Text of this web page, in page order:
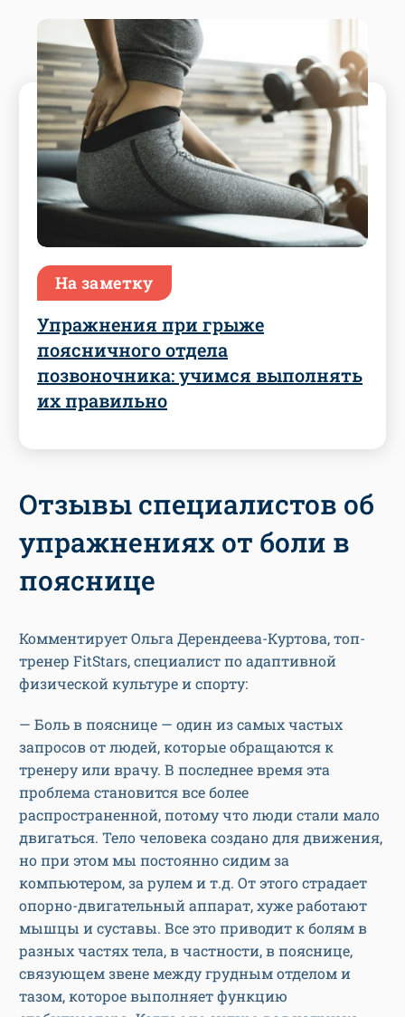
На заметку
Упражнения при грыже
поясничного отдела
позвоночника: учимся выполнять
их правильно
Отзывы специалистов об
упражнениях от боли в
пояснице
Комментирует Ольга Дерендеева-Куртова, топ-
тренер FitStars, специалист по адаптивной
физической культуре и спорту:
— Боль в пояснице — один из самых частых
запросов от людей, которые обращаются к
тренеру или врачу. В последнее время эта
проблема становится все более
распространенной, потому что люди стали мало
двигаться. Тело человека создано для движения,
но при этом мы постоянно сидим за
компьютером, за рулем и т.д. От этого страдает
опорно-двигательный аппарат, хуже работают
мышцы и суставы. Все это приводит к болям в
разных частях тела, в частности, в пояснице,
связующем звене между грудным отделом и
тазом, которое выполняет функцию